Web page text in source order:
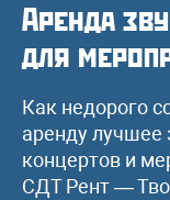
Аренда
для
Как недорого
аренду лучшее
концертов и
СДТ Рент —